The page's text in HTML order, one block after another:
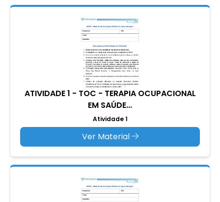
ATIVIDADE 1 - TOC - TERAPIA OCUPACIONAL
EM SAÚDE...
Atividade 1
Ver Material